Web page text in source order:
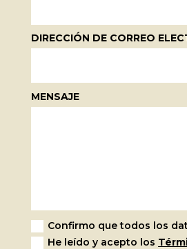
DIRECCIÓN DE CORREO
MENSAJE
Confirmo que todos los
He leído y acepto los